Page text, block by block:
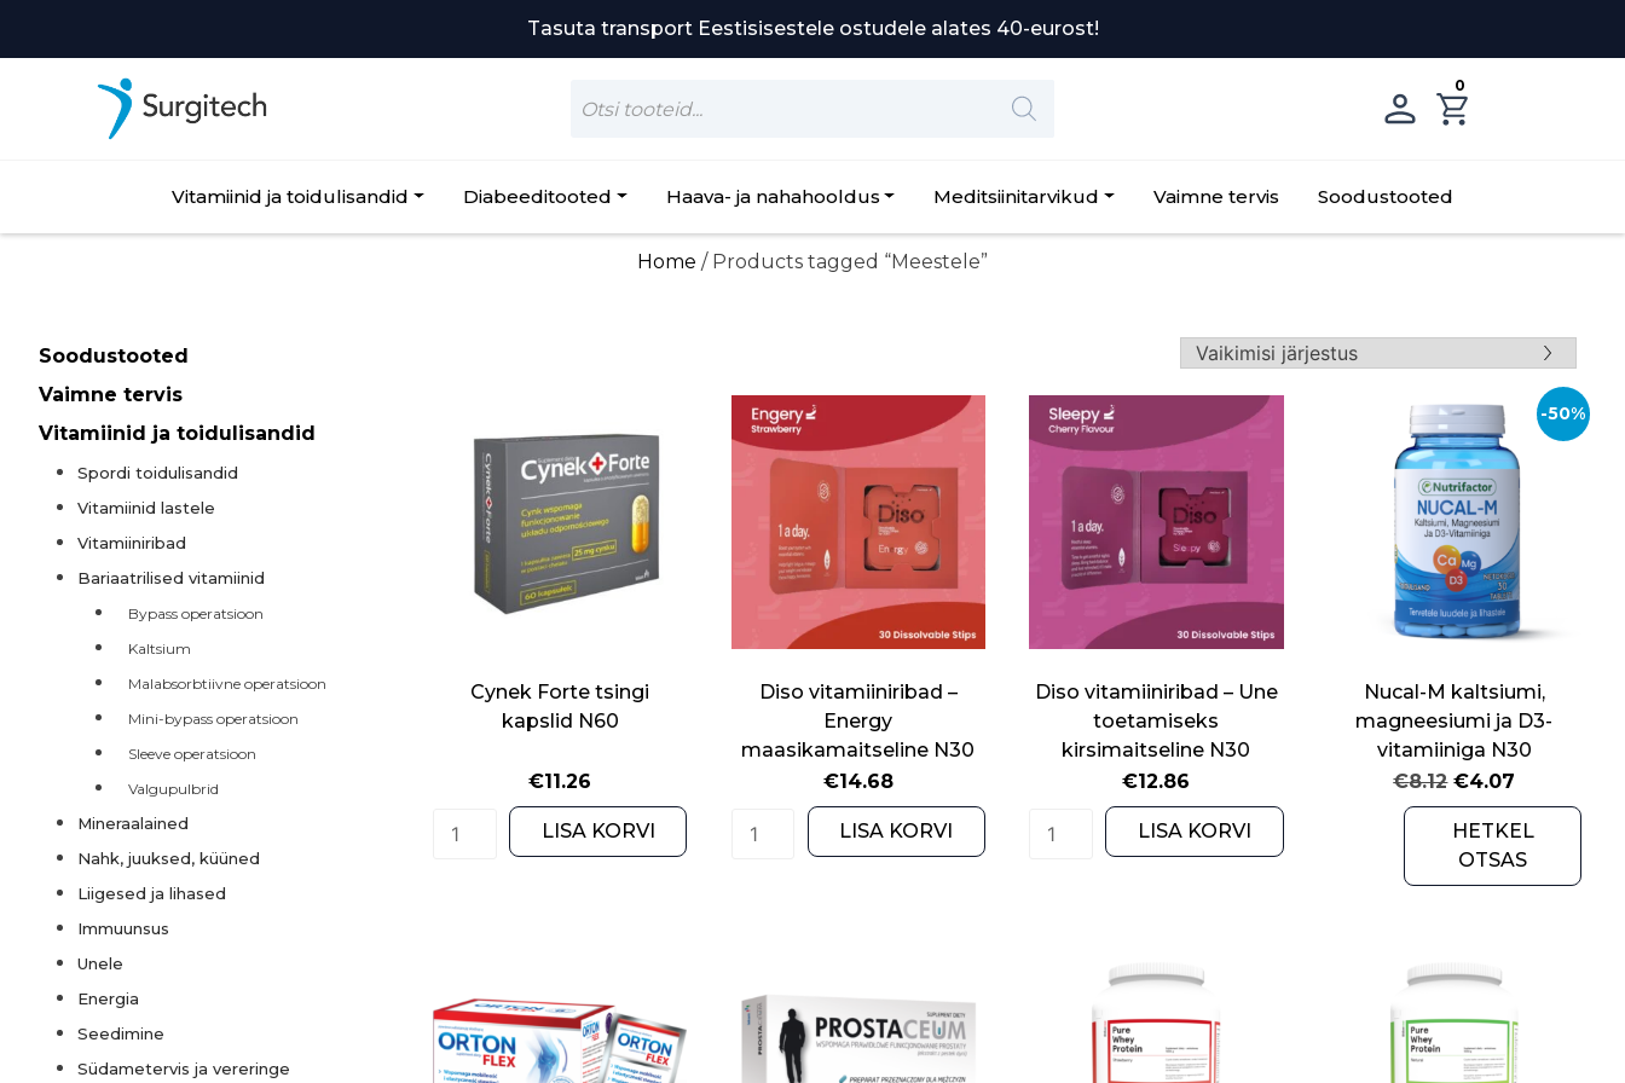
to
Tasuta transport Eestisisestele ostudele alates 40-eurost!
search
0
Vitamiinid ja toidulisandid Diabeeditooted Haava- ja nahahooldus Meditsiinitarvikud Vaimne tervis Soodustooted
Home / Products tagged “Meestele”
Soodustooted
Vaimne tervis
Vitamiinid ja toidulisandid
Spordi toidulisandid
Vitamiinid lastele
Vitamiiniribad
Bariaatrilised vitamiinid
Bypass operatsioon
Kaltsium
Malabsorbtiivne operatsioon
Mini-bypass operatsioon
Sleeve operatsioon
Valgupulbrid
Mineraalained
Nahk, juuksed, küüned
Liigesed ja lihased
Immuunsus
Unele
Energia
Seedimine
Südametervis ja vereringe
Cynek Forte tsingi
kapslid N60
€11.26
Cynek
LISA KORVI
Diso vitamiiniribad –
Energy
maasikamaitseline N30
€14.68
Diso
vitamiiniribad
LISA KORVI
Diso vitamiiniribad – Une
toetamiseks
kirsimaitseline N30
€12.86
Diso
vitamiiniribad
quantity
LISA KORVI
-50%
Nucal-M kaltsiumi,
magneesiumi ja D3-
vitamiiniga N30
€8.12 Original
price
was:
€8.12.
€4.07
price
is:
€4.07.
HETKEL
OTSAS